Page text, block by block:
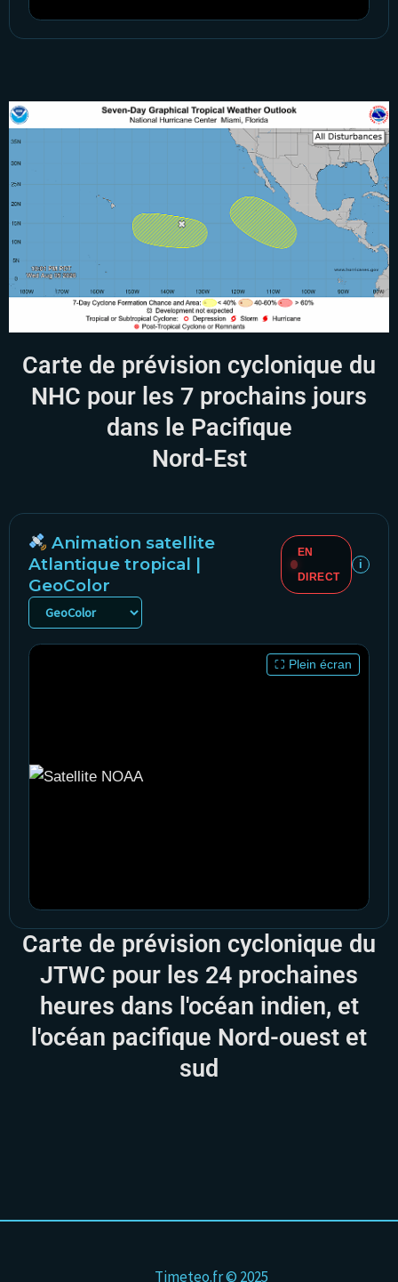
Carte de prévision cyclonique du
NHC pour les 7 prochains jours
dans le Pacifique
Nord-Est
Animation satellite
Atlantique tropical |
GeoColor
EN
DIRECT
i
⛶ Plein écran
Carte de prévision cyclonique du
JTWC pour les 24 prochaines
heures dans l'océan indien, et
l'océan pacifique Nord-ouest et
sud
Timeteo.fr © 2025